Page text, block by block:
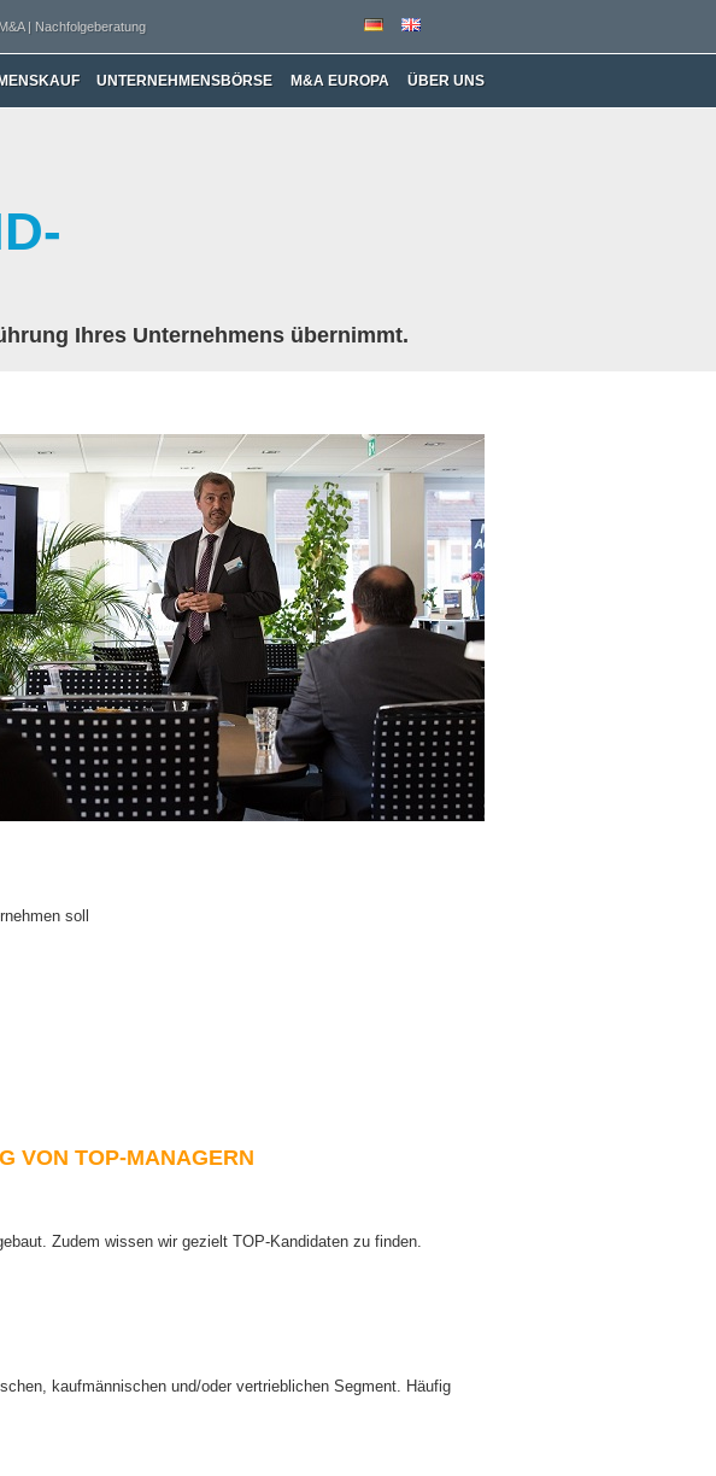
| Nachfolgeberatung
UNTERNEHMENSBÖRSE M&A EUROPA ÜBER UNS
Ihres Unternehmens übernimmt.
soll
VON TOP-MANAGERN
Zudem wissen wir gezielt TOP-Kandidaten zu finden.
kaufmännischen und/oder vertrieblichen Segment. Häufig